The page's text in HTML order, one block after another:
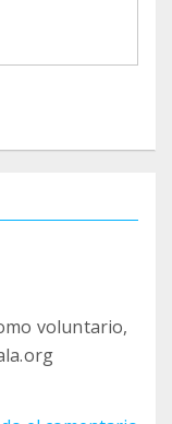
voluntario,